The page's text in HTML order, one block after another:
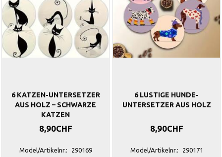
6 KATZEN-UNTERSETZER
AUS HOLZ – SCHWARZE
KATZEN
8,90CHF
Model/Artikelnr.: 290169
6 LUSTIGE HUNDE-
UNTERSETZER AUS HOLZ
8,90CHF
Model/Artikelnr.: 290171